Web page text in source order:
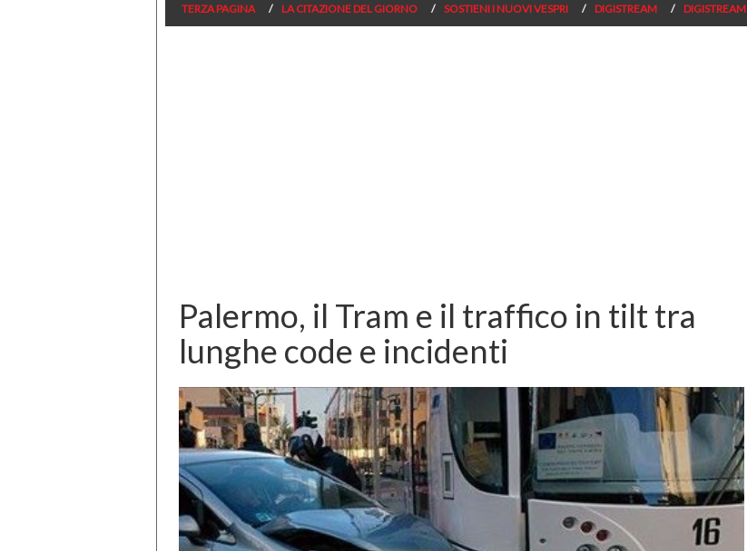
TERZA PAGINA
LA CITAZIONE DEL GIORNO SOSTIENI I NUOVI VESPRI DIGISTREAM DIGISTREAM
Palermo, il Tram e il traffico in tilt tra
lunghe code e incidenti